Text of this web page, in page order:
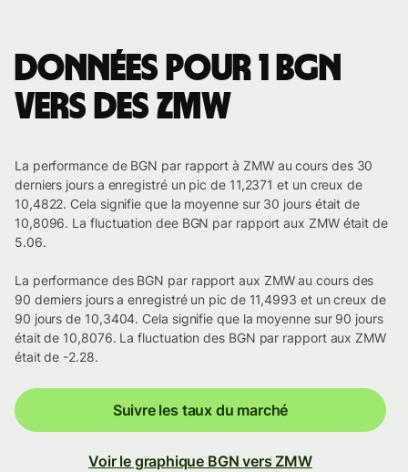
Données pour 1 BGN
vers des ZMW
La performance de BGN par rapport à ZMW au cours des 30
derniers jours a enregistré un pic de 11,2371 et un creux de
10,4822. Cela signifie que la moyenne sur 30 jours était de
10,8096. La fluctuation dee BGN par rapport aux ZMW était de
5.06.
La performance des BGN par rapport aux ZMW au cours des
90 derniers jours a enregistré un pic de 11,4993 et un creux de
90 jours de 10,3404. Cela signifie que la moyenne sur 90 jours
était de 10,8076. La fluctuation des BGN par rapport aux ZMW
était de -2.28.
Suivre les taux du marché
Voir le graphique BGN vers ZMW